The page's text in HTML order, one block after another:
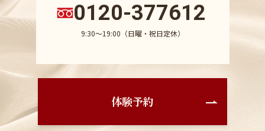
0120-377612
9:30〜19:00（日曜・祝日定休）
体験予約